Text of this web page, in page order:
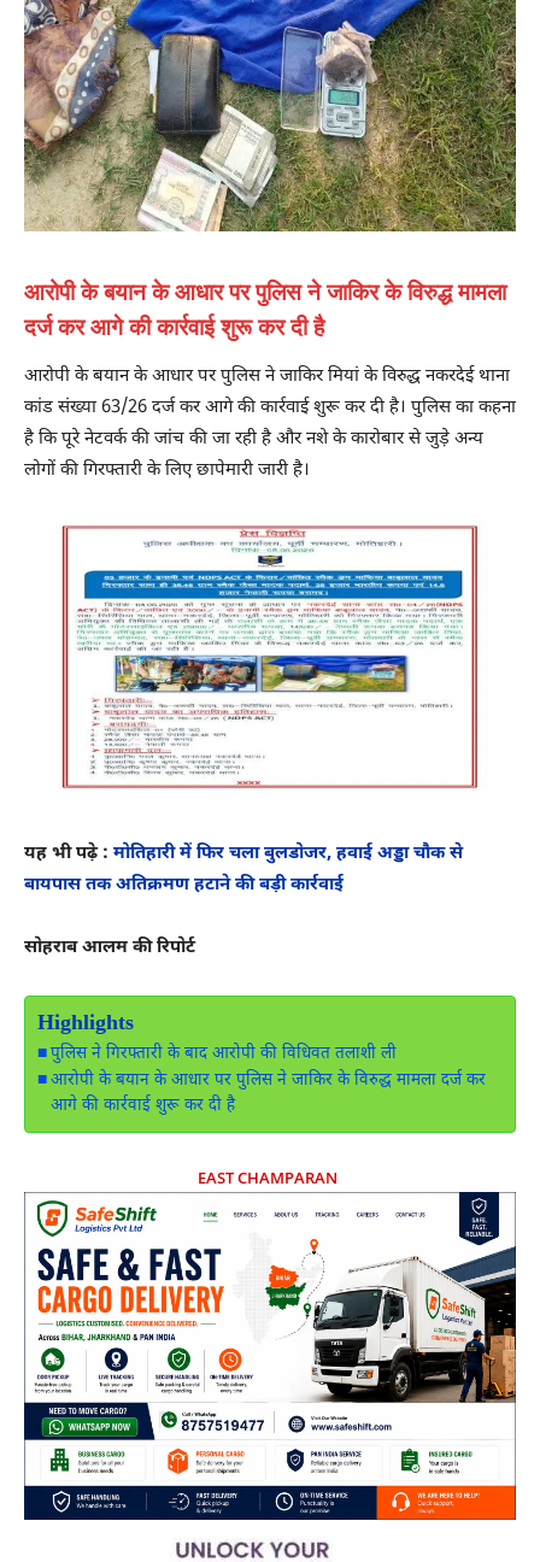
आरोपी के बयान के आधार पर पुलिस ने जाकिर के विरुद्ध मामला
दर्ज कर आगे की कार्रवाई शुरू कर दी है
आरोपी के बयान के आधार पर पुलिस ने जाकिर मियां के विरुद्ध नकरदेई थाना
कांड संख्या 63/26 दर्ज कर आगे की कार्रवाई शुरू कर दी है। पुलिस का कहना
है कि पूरे नेटवर्क की जांच की जा रही है और नशे के कारोबार से जुड़े अन्य
लोगों की गिरफ्तारी के लिए छापेमारी जारी है।
यह भी पढ़े : मोतिहारी में फिर चला बुलडोजर, हवाई अड्डा चौक से
बायपास तक अतिक्रमण हटाने की बड़ी कार्रवाई
सोहराब आलम की रिपोर्ट
Highlights
पुलिस ने गिरफ्तारी के बाद आरोपी की विधिवत तलाशी ली
आरोपी के बयान के आधार पर पुलिस ने जाकिर के विरुद्ध मामला दर्ज कर
आगे की कार्रवाई शुरू कर दी है
EAST CHAMPARAN